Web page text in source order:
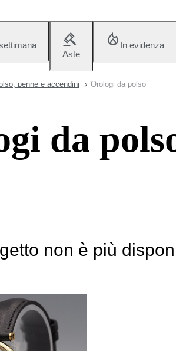
Aste
In evidenza
penne e accendini Orologi da polso
da
non è più